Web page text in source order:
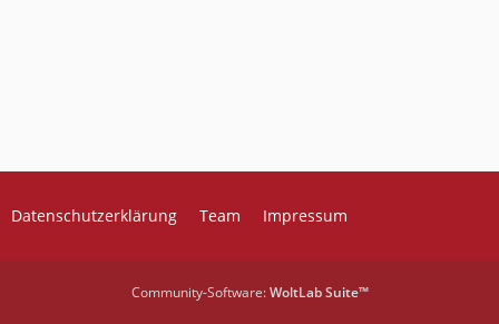
Datenschutzerklärung Team Impressum
Community-Software:WoltLab Suite™